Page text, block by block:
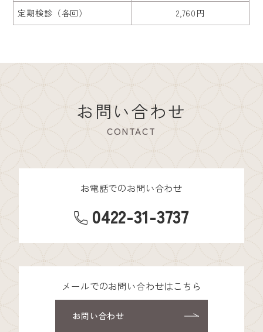
定期検診（各回） 2,760円
お問い合わせ
CONTACT
お電話でのお問い合わせ
0422-31-3737
メールでのお問い合わせはこちら
お問い合わせ